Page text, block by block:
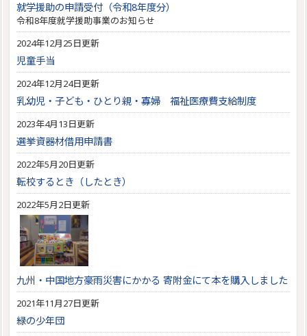
就学援助の申請受付（令和8年度分）
令和8年度就学援助事業のお知らせ
2024年12月25日更新
児童手当
2024年12月24日更新
乳幼児・子ども・ひとり親・寡婦 福祉医療費支給制度
2023年4月13日更新
選挙資器材借用申請書
2022年5月20日更新
転校するとき（したとき）
2022年5月2日更新
九州・中国地方豪雨災害にかかる 寄附金にて本を購入しました
2021年11月27日更新
緑の少年団